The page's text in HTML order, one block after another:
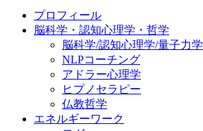
プロフィール
脳科学・認知心理学・哲学
脳科学/認知心理学/量子力学
NLPコーチング
アドラー心理学
ヒプノセラピー
仏教哲学
エネルギーワーク